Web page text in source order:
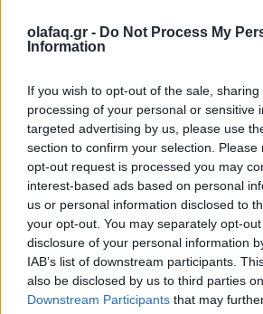
olafaq.gr - Do Not Process My
Information
If you wish to opt-out of the sale,
processing of your personal or sensitive
targeted advertising by us, please use
section to confirm your selection.
opt-out request is processed you may
interest-based ads based on personal
us or personal information disclosed to
your opt-out. You may separately opt-
disclosure of your personal information
IAB’s list of downstream participants.
also be disclosed by us to third parties
Downstream Participants that may
αυγών. Τα αρσενικά και τα θηλυκά
με νέκταρ που παράγουν τα
για να τους δώσει ενέργεια να
Ορισμένοι άνθρωποι, έχουν μια
που τους κάνει πιο ελκυστικούς
Πιστεύεται, ότι έως και το 20%
μπορεί να φέρει χαρακτηριστικά
πιο επιρρεπείς στα τσιμπήματα.